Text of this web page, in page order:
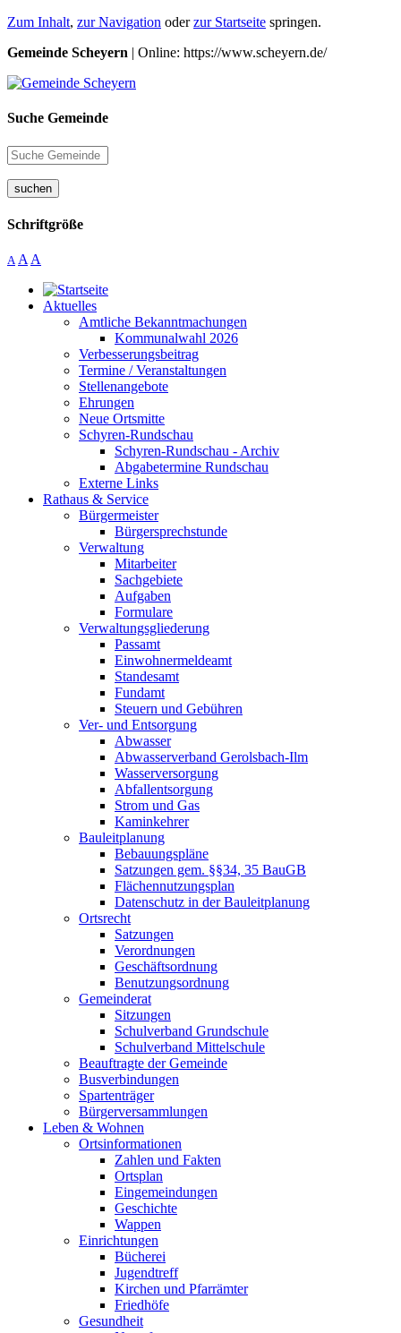
Zum Inhalt, zur Navigation oderzur Startseite springen.
Gemeinde Scheyern | Online: https://www.scheyern.de/
Suche Gemeinde
suchen
Schriftgröße
A A A
Aktuelles
Amtliche Bekanntmachungen
Kommunalwahl 2026
Verbesserungsbeitrag
Termine / Veranstaltungen
Stellenangebote
Ehrungen
Neue Ortsmitte
Schyren-Rundschau
Schyren-Rundschau - Archiv
Abgabetermine Rundschau
Externe Links
Rathaus & Service
Bürgermeister
Bürgersprechstunde
Verwaltung
Mitarbeiter
Sachgebiete
Aufgaben
Formulare
Verwaltungsgliederung
Passamt
Einwohnermeldeamt
Standesamt
Fundamt
Steuern und Gebühren
Ver- und Entsorgung
Abwasser
Abwasserverband Gerolsbach-Ilm
Wasserversorgung
Abfallentsorgung
Strom und Gas
Kaminkehrer
Bauleitplanung
Bebauungspläne
Satzungen gem. §§34, 35 BauGB
Flächennutzungsplan
Datenschutz in der Bauleitplanung
Ortsrecht
Satzungen
Verordnungen
Geschäftsordnung
Benutzungsordnung
Gemeinderat
Sitzungen
Schulverband Grundschule
Schulverband Mittelschule
Beauftragte der Gemeinde
Busverbindungen
Spartenträger
Bürgerversammlungen
Leben & Wohnen
Ortsinformationen
Zahlen und Fakten
Ortsplan
Eingemeindungen
Geschichte
Wappen
Einrichtungen
Bücherei
Jugendtreff
Kirchen und Pfarrämter
Friedhöfe
Gesundheit